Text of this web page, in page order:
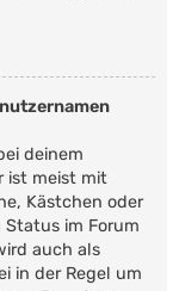
deinem
ist meist mit
Kästchen oder
Status im Forum
auch als
in der Regel um